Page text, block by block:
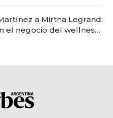
a Mirtha Legrand:
el negocio del wellness